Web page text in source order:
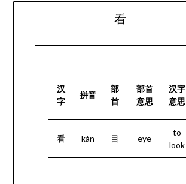
看
汉
字
拼音
部
首
部首
意思
汉字
意思
看 kàn 目 eye
to
look